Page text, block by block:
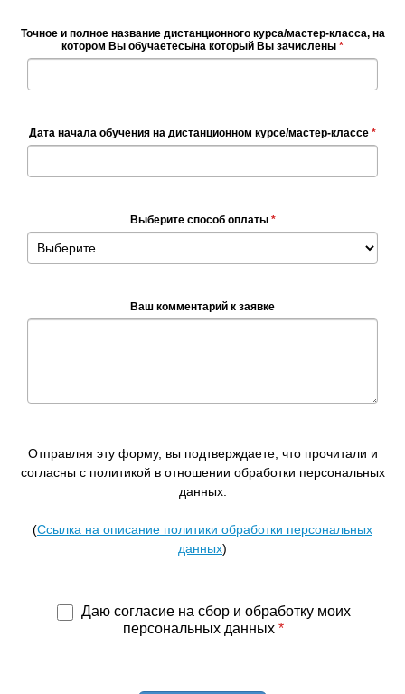
Точное и полное название дистанционного курса/мастер-класса, на
котором Вы обучаетесь/на который Вы зачислены *
Дата начала обучения на дистанционном курсе/мастер-классе *
Выберите способ оплаты *
Ваш комментарий к заявке
Отправляя эту форму, вы подтверждаете, что прочитали и
согласны с политикой в отношении обработки персональных
данных.
(Ссылка на описание политики обработки персональных
данных)
Даю согласие на сбор и обработку моих
персональных данных *